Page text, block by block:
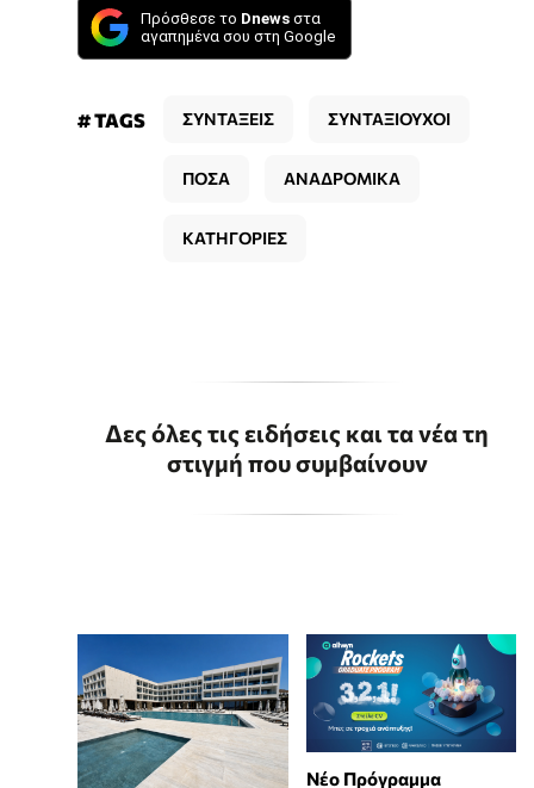
Πρόσθεσε το Dnews στα
αγαπημένα σου στη Google
# TAGS ΣΥΝΤΑΞΕΙΣ ΣΥΝΤΑΞΙΟΥΧΟΙ
ΠΟΣΑ ΑΝΑΔΡΟΜΙΚΑ
ΚΑΤΗΓΟΡΙΕΣ
Δες όλες τις ειδήσεις και τα νέα τη
στιγμή που συμβαίνουν
Νέο Πρόγραμμα